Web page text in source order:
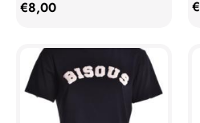
€8,00 €